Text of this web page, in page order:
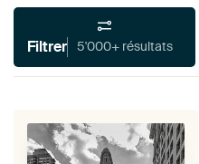
Filtrer 5'000+ résultats